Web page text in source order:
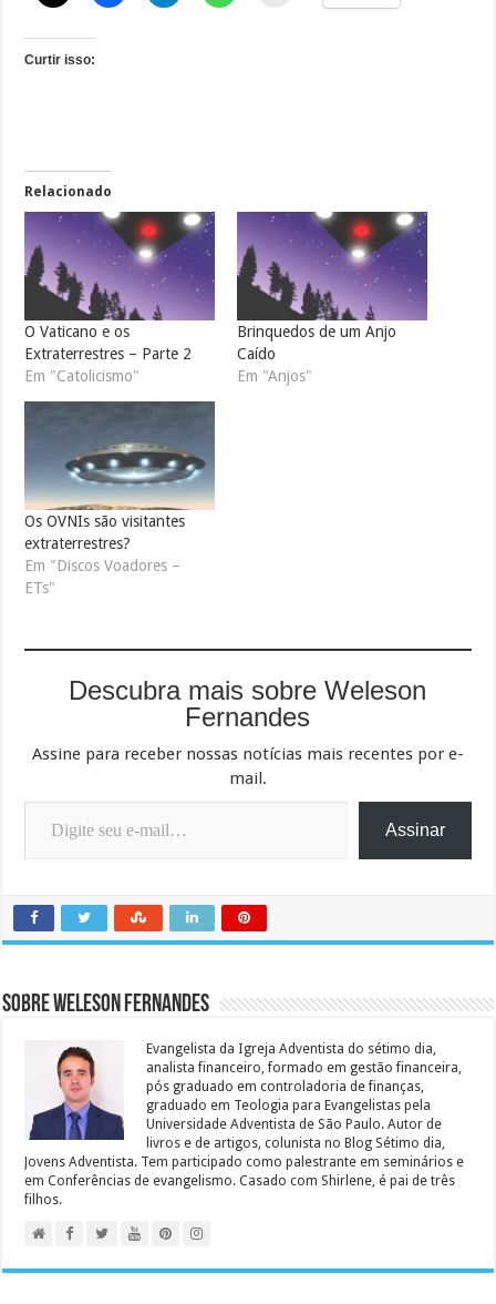
Curtir isso:
Relacionado
O Vaticano e os
Extraterrestres – Parte 2
Em "Catolicismo"
Brinquedos de um Anjo
Caído
Em "Anjos"
Os OVNIs são visitantes
extraterrestres?
Em "Discos Voadores –
ETs"
Descubra mais sobre Weleson
Fernandes
Assine para receber nossas notícias mais recentes por e-
mail.
Digite seu e-mail…
Assinar
Sobre Weleson Fernandes
Evangelista da Igreja Adventista do sétimo dia,
analista financeiro, formado em gestão financeira,
pós graduado em controladoria de finanças,
graduado em Teologia para Evangelistas pela
Universidade Adventista de São Paulo. Autor de
livros e de artigos, colunista no Blog Sétimo dia,
Jovens Adventista. Tem participado como palestrante em seminários e
em Conferências de evangelismo. Casado com Shirlene, é pai de três
filhos.